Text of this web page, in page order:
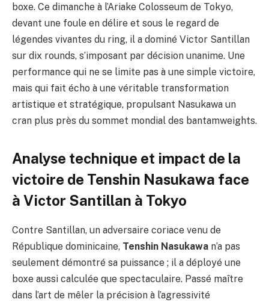
boxe. Ce dimanche à l’Ariake Colosseum de Tokyo,
devant une foule en délire et sous le regard de
légendes vivantes du ring, il a dominé Victor Santillan
sur dix rounds, s’imposant par décision unanime. Une
performance qui ne se limite pas à une simple victoire,
mais qui fait écho à une véritable transformation
artistique et stratégique, propulsant Nasukawa un
cran plus près du sommet mondial des bantamweights.
Analyse technique et impact de la
victoire de Tenshin Nasukawa face
à Victor Santillan à Tokyo
Contre Santillan, un adversaire coriace venu de
République dominicaine, Tenshin Nasukawa n’a pas
seulement démontré sa puissance ; il a déployé une
boxe aussi calculée que spectaculaire. Passé maître
dans l’art de mêler la précision à l’agressivité